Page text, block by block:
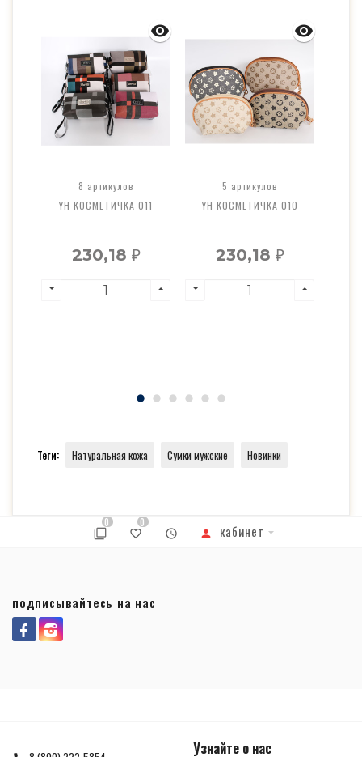
8 артикулов
YH КОСМЕТИЧКА 011
230,18 ₽
5 артикулов
YH КОСМЕТИЧКА 010
230,18 ₽
Теги: Натуральная кожа Сумки мужские Новинки
0 0 кабинет
подписывайтесь на нас
Узнайте о нас